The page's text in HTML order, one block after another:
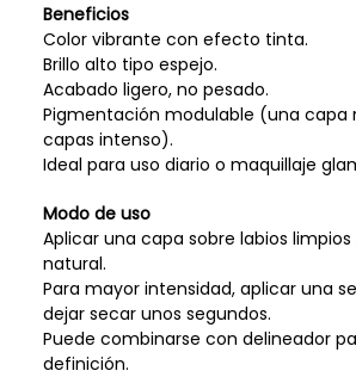
Beneficios
Color vibrante con efecto tinta.
Brillo alto tipo espejo.
Acabado ligero, no pesado.
Pigmentación modulable (una capa
capas intenso).
Ideal para uso diario o maquillaje
Modo de uso
Aplicar una capa sobre labios
natural.
Para mayor intensidad, aplicar una
dejar secar unos segundos.
Puede combinarse con delineador
definición.